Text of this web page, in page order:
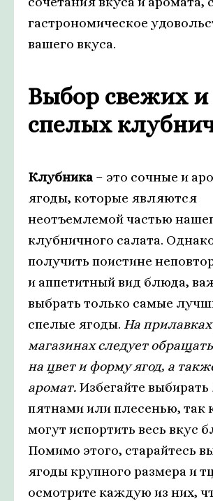
гастрономическое
вашего вкуса.
Выбор свежих и
спелых
Клубника – это сочные и
ягоды, которые являются
неотъемлемой частью
клубничного салата.
получить поистине
и аппетитный вид блюда,
выбрать только самые
спелые ягоды. На
магазинах следует
на цвет и форму ягод, а
аромат. Избегайте выбирать
пятнами или плесенью, так
могут испортить весь вкус
Помимо этого, старайтесь
ягоды крупного размера и
осмотрите каждую из них,